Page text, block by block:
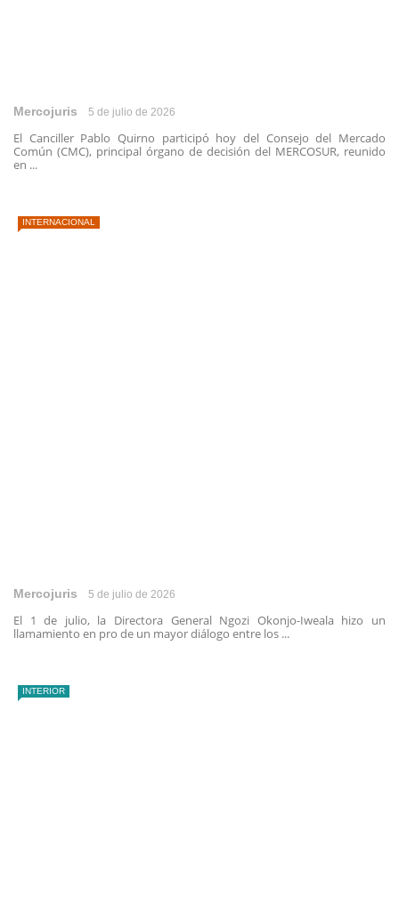
Mercojuris 5 de julio de 2026
El Canciller Pablo Quirno participó hoy del Consejo del Mercado
Común (CMC), principal órgano de decisión del MERCOSUR, reunido
en ...
INTERNACIONAL
Mercojuris 5 de julio de 2026
El 1 de julio, la Directora General Ngozi Okonjo-Iweala hizo un
llamamiento en pro de un mayor diálogo entre los ...
INTERIOR